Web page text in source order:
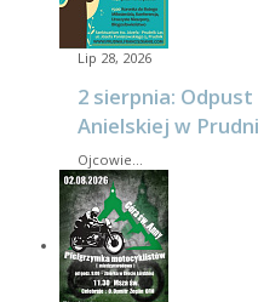
Lip 28, 2026
2 sierpnia:
Anielskiej w
Ojcowie…